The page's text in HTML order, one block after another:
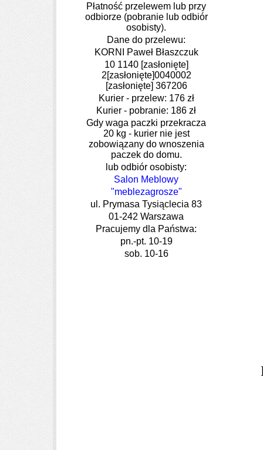
Płatność przelewem lub przy
odbiorze (pobranie lub odbiór
osobisty).
Dane do przelewu:
KORNI Paweł Błaszczuk
10 1140 [zasłonięte]
2[zasłonięte]0040002
[zasłonięte] 367206
Kurier - przelew: 176 zł
Kurier - pobranie: 186 zł
Gdy waga paczki przekracza
20 kg - kurier nie jest
zobowiązany do wnoszenia
paczek do domu.
lub odbiór osobisty:
Salon Meblowy
"meblezagrosze"
ul. Prymasa Tysiąclecia 83
01-242 Warszawa
Pracujemy dla Państwa:
pn.-pt. 10-19
sob. 10-16
Dąb